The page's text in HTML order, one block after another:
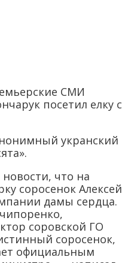
СМИ
посетил елку с
укранский
что на
соросенок Алексей
дамы сердца.
соровской ГО
соросенок,
официальным